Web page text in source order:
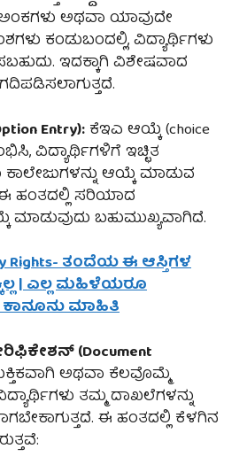
ಅಂಕಗಳು ಅಥವಾ ಯಾವುದೇ
ಕಂಡುಬಂದಲ್ಲಿ, ವಿದ್ಯಾರ್ಥಿಗಳು
ಇದಕ್ಕಾಗಿ ವಿಶೇಷವಾದ
Entry): ಕೆಇಎ ಆಯ್ಕೆ (choice
ವಿದ್ಯಾರ್ಥಿಗಳಿಗೆ ಇಚ್ಛಿತ
ಆಯ್ಕೆ ಮಾಡುವ
ಈ ಹಂತದಲ್ಲಿ ಸರಿಯಾದ
ಬಹುಮುಖ್ಯವಾಗಿದೆ.
Rights- ತಂದೆಯ ಈ ಆಸ್ತಿಗಳ
| ಎಲ್ಲ ಮಹಿಳೆಯರೂ
ಮಾಹಿತಿ
(Document
ಅಥವಾ ಕೆಲವೊಮ್ಮೆ
ತಮ್ಮ ದಾಖಲೆಗಳನ್ನು
ಈ ಹಂತದಲ್ಲಿ ಕೆಳಗಿನ